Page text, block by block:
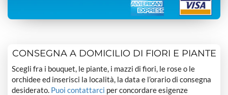
CONSEGNA A DOMICILIO DI FIORI E PIANTE
Scegli fra i bouquet, le piante, i mazzi di fiori, le rose o le
orchidee ed inserisci la località, la data e l’orario di consegna
desiderato. Puoi contattarci per concordare esigenze